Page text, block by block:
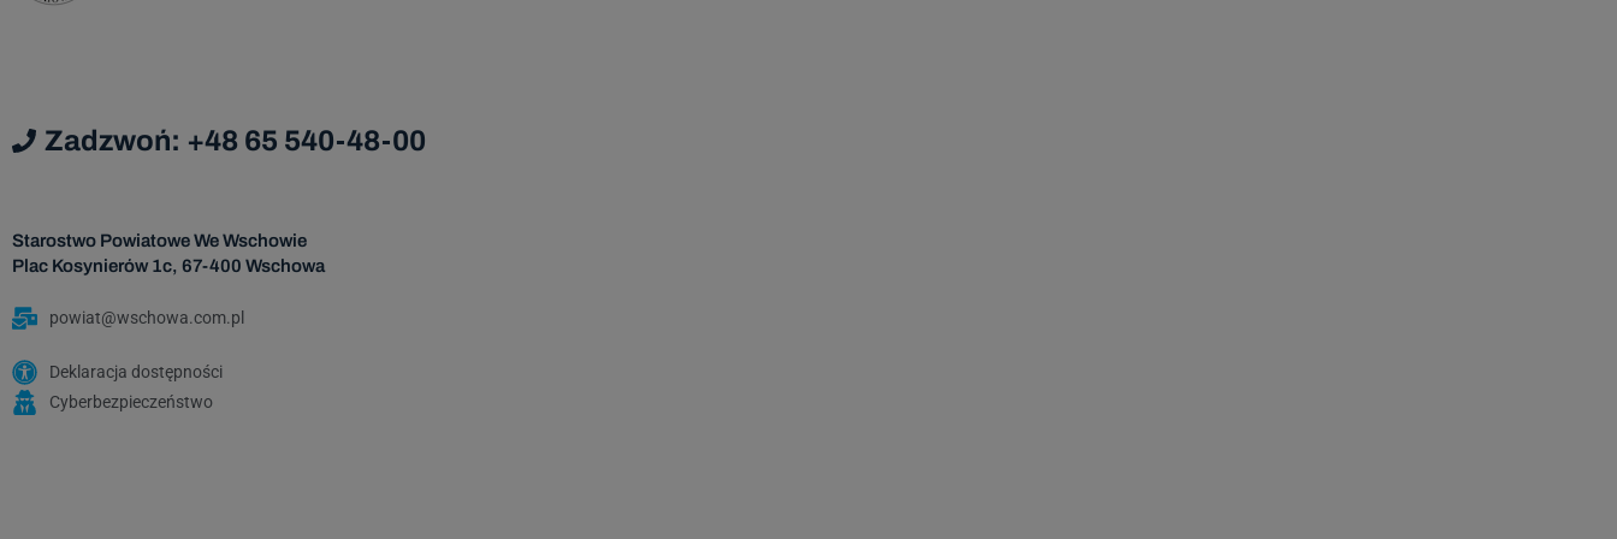
Zadzwoń: +48 65 540-48-00
Starostwo Powiatowe We Wschowie
Plac Kosynierów 1c, 67-400 Wschowa
powiat@wschowa.com.pl
Deklaracja dostępności
Cyberbezpieczeństwo